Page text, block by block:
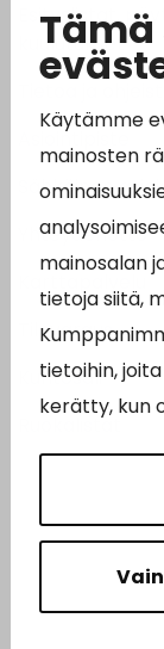
Käytämme
mainosten
mainosalan
tietoja siitä,
tietoihin,
kerätty, kun
Esityslistat,
kuulutukset
Asiointipiste
Sähköinen
Yhteydenotto
Tilavaraus
Kuntosali
Ruokalistat